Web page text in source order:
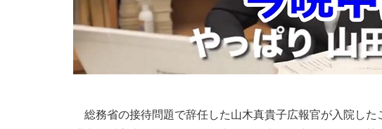
総務省の接待問題で辞任した山木真貴子広報官が入院し